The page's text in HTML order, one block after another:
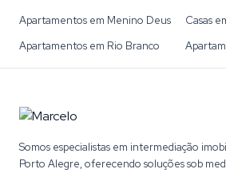
Apartamentos em Menino Deus
Casas
Apartamentos em Rio Branco
Somos especialistas em intermediação
Porto Alegre, oferecendo soluções sob